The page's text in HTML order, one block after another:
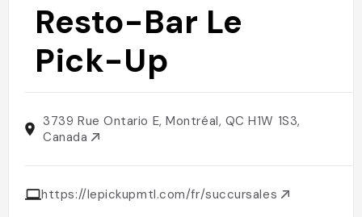
Resto-Bar Le
Pick-Up
3739 Rue Ontario E, Montréal, QC H1W 1S3,
Canada
https://lepickupmtl.com/fr/succursales